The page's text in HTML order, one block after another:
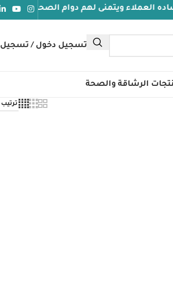
ويتمنى لهم دوام الصحة والعافيه
تسجيل دخول / تسجيل
الرشاقة والصحة